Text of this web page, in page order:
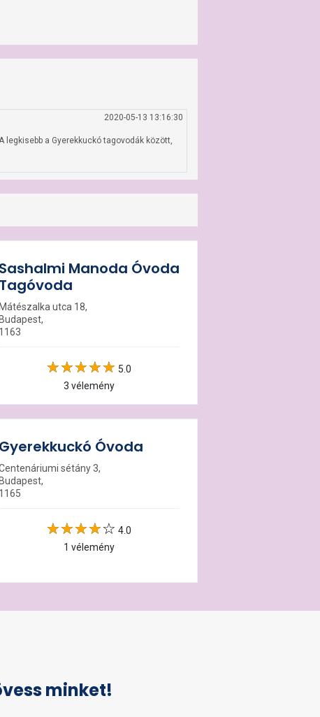
2020-05-13 13:16:30
a Gyerekkuckó tagovodák között,
Sashalmi Manoda Óvoda
Tagóvoda
Mátészalka utca 18,
Budapest,
1163
5.0
3 vélemény
Gyerekkuckó Óvoda
sétány 3,
Budapest,
1165
4.0
1 vélemény
minket!